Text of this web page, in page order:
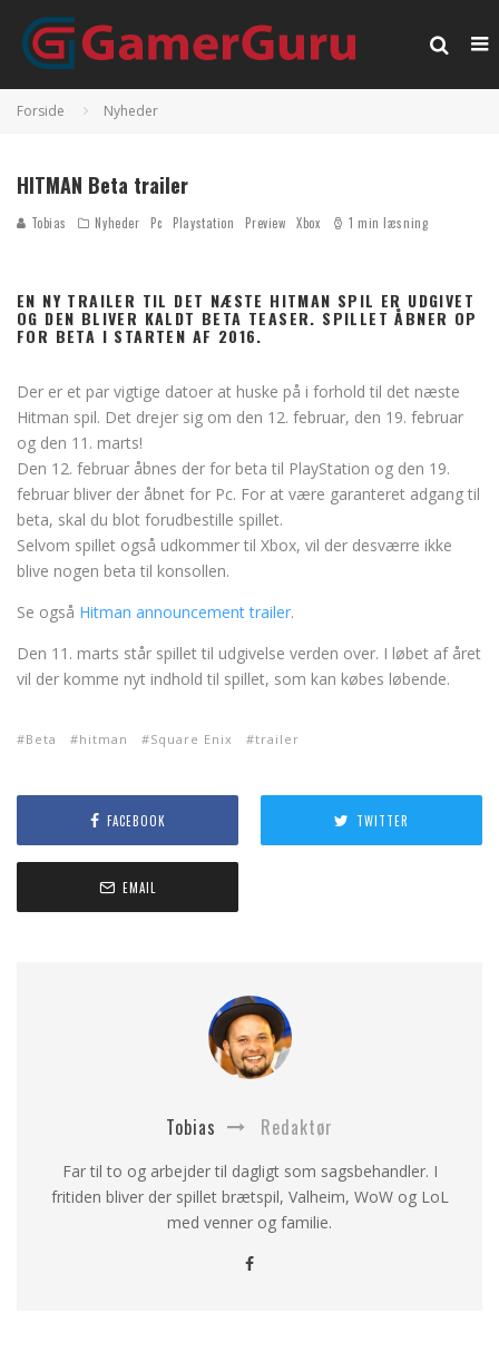
Forside Nyheder
HITMAN Beta trailer
Tobias Nyheder Pc Playstation Preview Xbox 1 min læsning
EN NY TRAILER TIL DET NÆSTE HITMAN SPIL ER UDGIVET
OG DEN BLIVER KALDT BETA TEASER. SPILLET ÅBNER OP
FOR BETA I STARTEN AF 2016.
Der er et par vigtige datoer at huske på i forhold til det næste
Hitman spil. Det drejer sig om den 12. februar, den 19. februar
og den 11. marts!
Den 12. februar åbnes der for beta til PlayStation og den 19.
februar bliver der åbnet for Pc. For at være garanteret adgang til
beta, skal du blot forudbestille spillet.
Selvom spillet også udkommer til Xbox, vil der desværre ikke
blive nogen beta til konsollen.
Se også Hitman announcement trailer.
Den 11. marts står spillet til udgivelse verden over. I løbet af året
vil der komme nyt indhold til spillet, som kan købes løbende.
Beta hitman Square Enix trailer
FACEBOOK TWITTER
EMAIL
Tobias Redaktør
Far til to og arbejder til dagligt som sagsbehandler. I
fritiden bliver der spillet brætspil, Valheim, WoW og LoL
med venner og familie.